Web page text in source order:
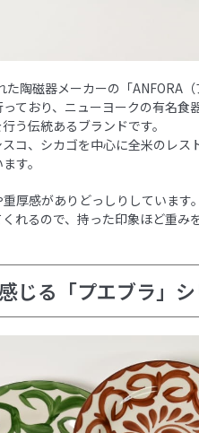
陶磁器メーカーの「ANFORA
ており、ニューヨークの有名食
う伝統あるブランドです。
コ、シカゴを中心に全米のレス
す。
厚感がありどっしりしていま
れるので、持った印象ほど重み
じる「プエブラ」